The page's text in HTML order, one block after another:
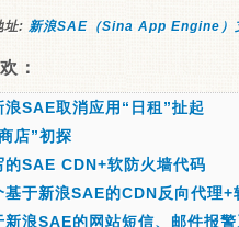
址: 新浪SAE（Sina App Engine）
：
浪SAE取消应用“日租”扯起
店”初探
的SAE CDN+软防火墙代码
基于新浪SAE的CDN反向代理+
新浪SAE的网站短信、邮件报